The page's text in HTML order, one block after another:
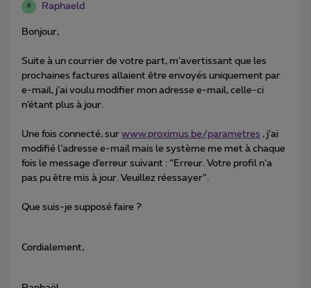
R Raphaeld
Bonjour,
Suite à un courrier de votre part, m’avertissant que les
prochaines factures allaient être envoyés uniquement par
e-mail, j’ai voulu modifier mon adresse e-mail, celle-ci
n’étant plus à jour.
Une fois connecté, sur www.proximus.be/parametres , j’ai
modifié l’adresse e-mail mais le système me met à chaque
fois le message d’erreur suivant : “Erreur. Votre profil n’a
pas pu être mis à jour. Veuillez réessayer”.
Que suis-je supposé faire ?
Cordialement,